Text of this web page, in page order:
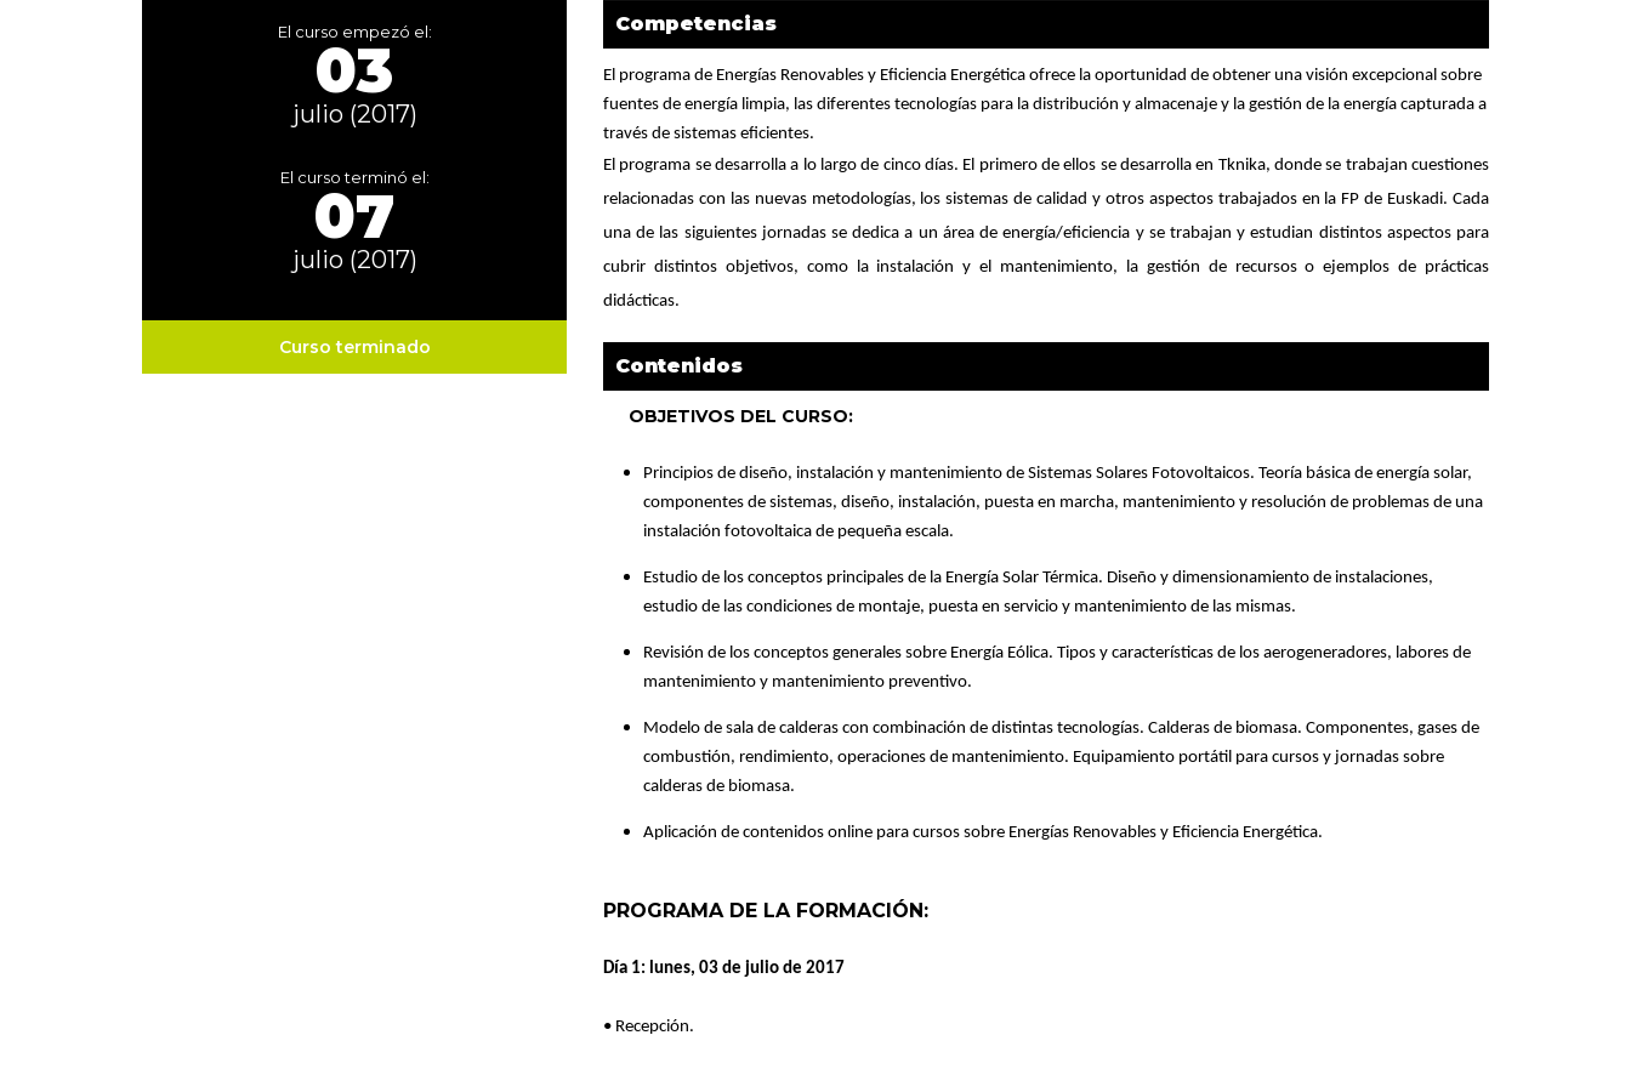
El curso empezó el:
03
julio (2017)
El curso terminó el:
07
julio (2017)
Curso terminado
Competencias
El programa de Energías Renovables y Eficiencia Energética ofrece la oportunidad de obtener una visión excepcional sobre
fuentes de energía limpia, las diferentes tecnologías para la distribución y almacenaje y la gestión de la energía capturada a
través de sistemas eficientes.
El programa se desarrolla a lo largo de cinco días. El primero de ellos se desarrolla en Tknika, donde se trabajan cuestiones
relacionadas con las nuevas metodologías, los sistemas de calidad y otros aspectos trabajados en la FP de Euskadi. Cada
una de las siguientes jornadas se dedica a un área de energía/eficiencia y se trabajan y estudian distintos aspectos para
cubrir distintos objetivos, como la instalación y el mantenimiento, la gestión de recursos o ejemplos de prácticas
didácticas.
Contenidos
OBJETIVOS DEL CURSO:
Principios de diseño, instalación y mantenimiento de Sistemas Solares Fotovoltaicos. Teoría básica de energía solar,
componentes de sistemas, diseño, instalación, puesta en marcha, mantenimiento y resolución de problemas de una
instalación fotovoltaica de pequeña escala.
Estudio de los conceptos principales de la Energía Solar Térmica. Diseño y dimensionamiento de instalaciones,
estudio de las condiciones de montaje, puesta en servicio y mantenimiento de las mismas.
Revisión de los conceptos generales sobre Energía Eólica. Tipos y características de los aerogeneradores, labores de
mantenimiento y mantenimiento preventivo.
Modelo de sala de calderas con combinación de distintas tecnologías. Calderas de biomasa. Componentes, gases de
combustión, rendimiento, operaciones de mantenimiento. Equipamiento portátil para cursos y jornadas sobre
calderas de biomasa.
Aplicación de contenidos online para cursos sobre Energías Renovables y Eficiencia Energética.
PROGRAMA DE LA FORMACIÓN:
Día 1: lunes, 03 de julio de 2017
• Recepción.